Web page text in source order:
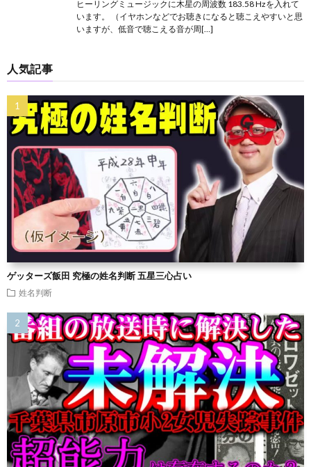
ヒーリングミュージックに木星の周波数 183.58 Hzを入れて
います。 （イヤホンなどでお聴きになると聴こえやすいと思
いますが、低音で聴こえる音が周[…]
人気記事
ゲッターズ飯田 究極の姓名判断 五星三心占い
姓名判断